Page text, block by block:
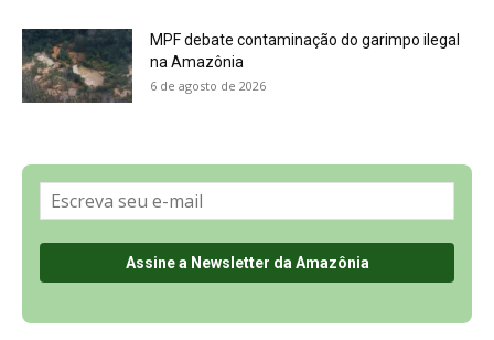
Política de Privacidade, LGPD e RGPD
Últimas Notícias
🌎 Español
©